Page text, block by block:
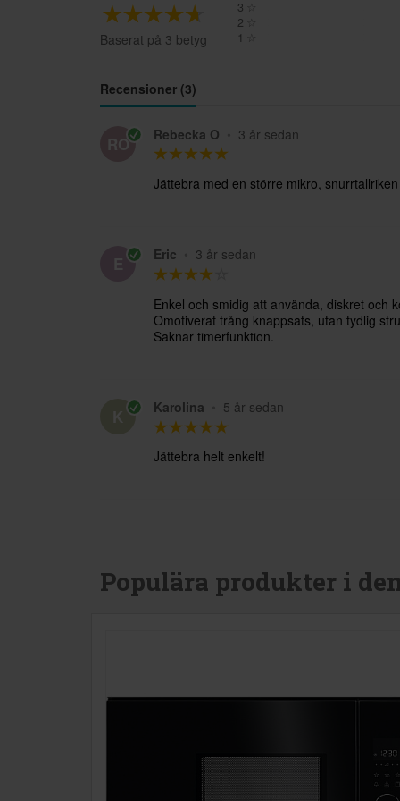
Baserat på 3 betyg
3
2
1
Recensioner (3)
RO Rebecka O 3 år sedan
Jättebra med en större mikro,
Eric 3 år sedan
Enkel och smidig att använda, diskret och
Omotiverat trång knappsats, utan tydlig
Karolina 5 år sedan
Jättebra helt enkelt!
Populära produkter i